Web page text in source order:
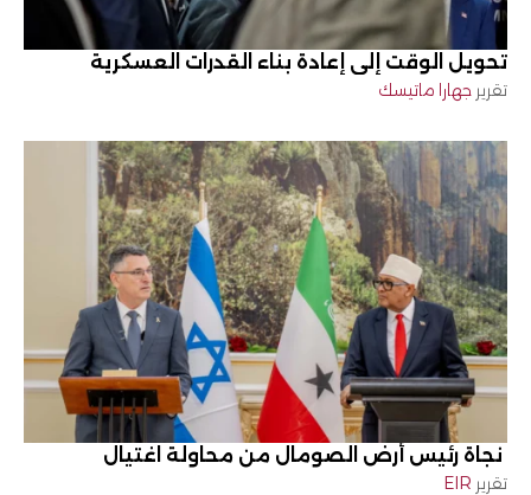
تحويل الوقت إلى إعادة بناء القدرات العسكرية
تقرير جهارا ماتيسك
نجاة رئيس أرض الصومال من محاولة اغتيال
تقرير EIR